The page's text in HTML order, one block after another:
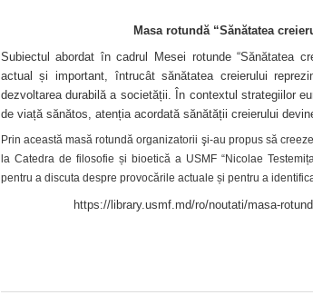
Masa rotundă “Sănătatea
Subiectul abordat în cadrul Mesei rotunde “Sănătatea
actual și important, întrucât sănătatea creierului
dezvoltarea durabilă a societății. În contextul strategiilor
de viață sănătos, atenția acordată sănătății creierului
Prin această masă rotundă organizatorii şi-au propus să
la Catedra de filosofie și bioetică a USMF “Nicolae
pentru a discuta despre provocările actuale și pentru a
https://library.usmf.md/ro/noutati/masa-